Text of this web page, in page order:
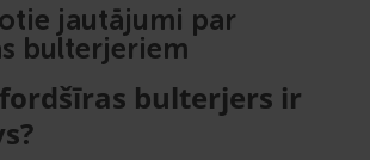
jautājumi par
bulterjeriem
bulterjers ir